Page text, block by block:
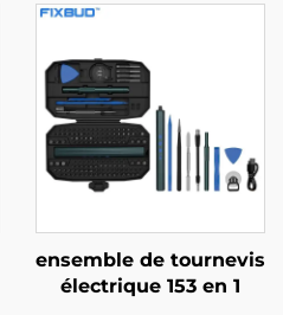
ensemble de tournevis
électrique 153 en 1